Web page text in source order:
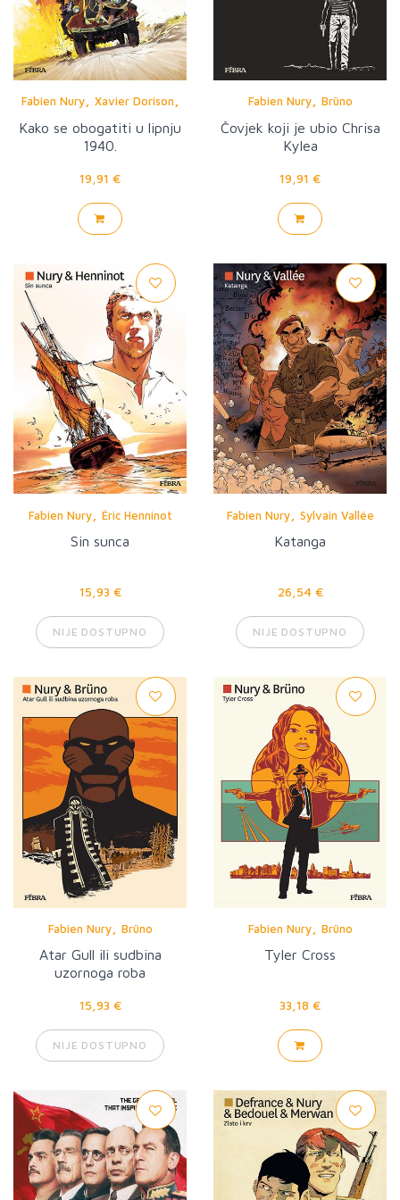
Fabien Nury, Xavier Dorison,
Laurent Astier
Kako se obogatiti u lipnju
1940.
19,91 €
Fabien Nury, Brüno
Čovjek koji je ubio Chrisa
Kylea
19,91 €
Fabien Nury, Éric Henninot
Sin sunca
15,93 €
NIJE DOSTUPNO
Fabien Nury, Sylvain Vallée
Katanga
26,54 €
NIJE DOSTUPNO
Fabien Nury, Brüno
Atar Gull ili sudbina
uzornoga roba
15,93 €
NIJE DOSTUPNO
Fabien Nury, Brüno
Tyler Cross
33,18 €